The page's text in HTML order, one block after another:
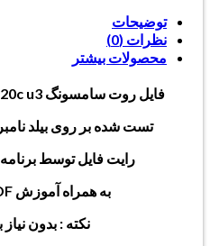
توضیحات
نظرات (0)
محصولات بیشتر
فایل روت سامسونگ Samsung n920cu3 در اندروید 7
تست شده بر روی بیلد
رایت فایل توسط برنامه
به همراه آموزش PDF :
نکته : بدون نیاز